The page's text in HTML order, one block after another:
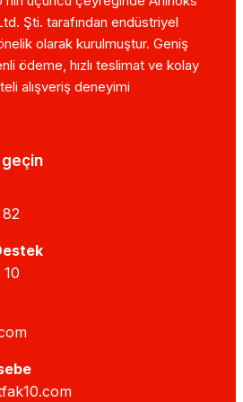
Şti. tarafından endüstriyel
olarak kurulmuştur. Geniş
ödeme, hızlı teslimat ve kolay
alışveriş deneyimi